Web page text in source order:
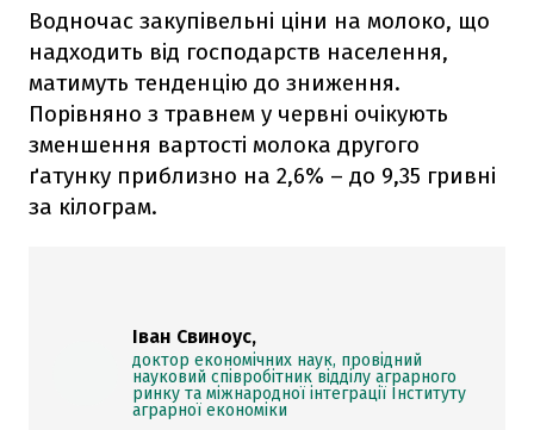
Водночас закупівельні ціни на молоко, що
надходить від господарств населення,
матимуть тенденцію до зниження.
Порівняно з травнем у червні очікують
зменшення вартості молока другого
ґатунку приблизно на 2,6% – до 9,35 гривні
за кілограм.
Іван Свиноус,
доктор економічних наук, провідний
науковий співробітник відділу аграрного
ринку та міжнародної інтеграції Інституту
аграрної економіки